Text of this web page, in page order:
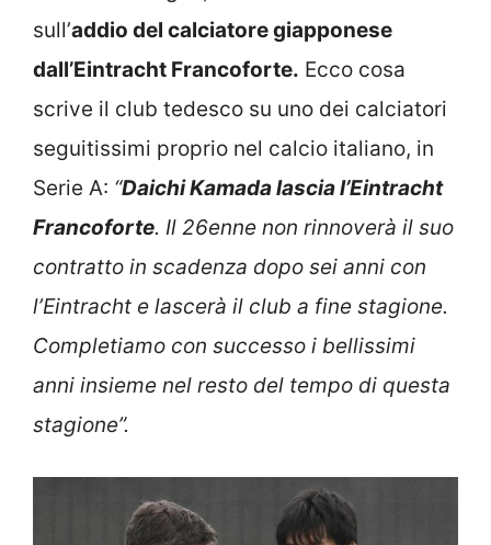
sull’addio del calciatore giapponese
dall’Eintracht Francoforte. Ecco cosa
scrive il club tedesco su uno dei calciatori
seguitissimi proprio nel calcio italiano, in
Serie A: “Daichi Kamada lascia l’Eintracht
Francoforte. Il 26enne non rinnoverà il suo
contratto in scadenza dopo sei anni con
l’Eintracht e lascerà il club a fine stagione.
Completiamo con successo i bellissimi
anni insieme nel resto del tempo di questa
stagione”.